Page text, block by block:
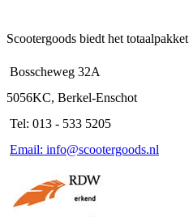
Scootergoods biedt het totaalpakket
Bosscheweg 32A
5056KC, Berkel-Enschot
Tel: 013 - 533 5205
Email: info@scootergoods.nl